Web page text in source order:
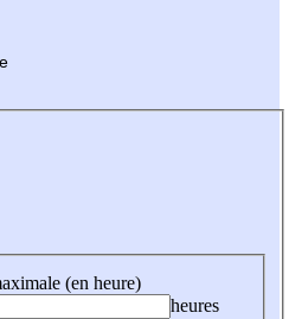
(en heure)
heures